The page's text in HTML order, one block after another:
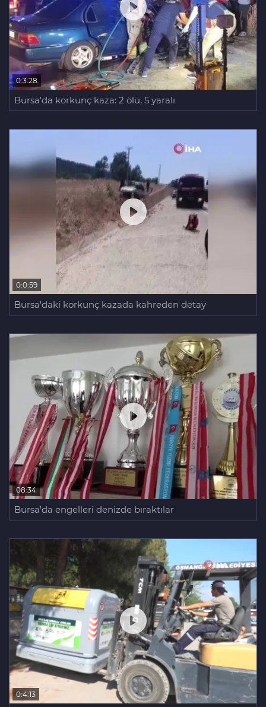
0:3:28
Bursa'da korkunç kaza: 2 ölü, 5 yaralı
0:0:59
Bursa'daki korkunç kazada kahreden detay
08:34
Bursa'da engelleri denizde bıraktılar
0:4:13